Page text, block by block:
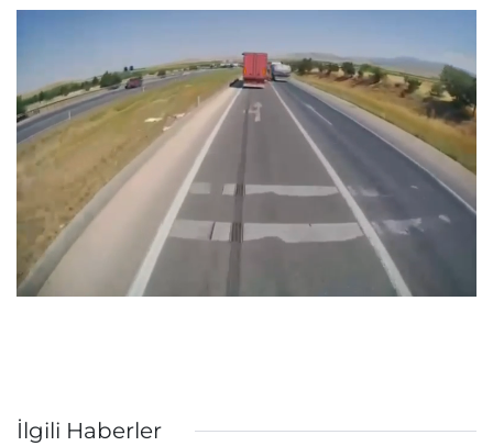
İlgili Haberler